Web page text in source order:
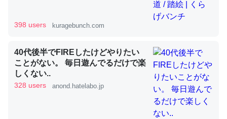
ど、短期記憶というには多い分量。進化すればするほど分
昆虫ってカルシウム少ないのか。知らんかった。調べたら
コオロギのカルシウム分はエビの600分の1程度。
398 users kuragebunch.com
40代後半でFIREしたけどやりたい
ことがない。 毎日遊んでるだけで楽
しくない..
328 users anond.hatelabo.jp